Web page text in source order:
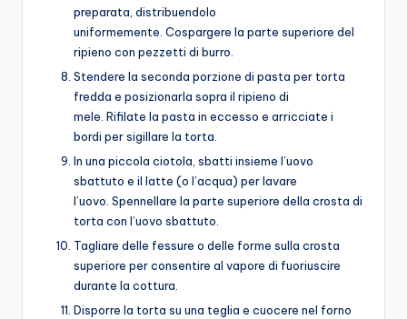
preparata, distribuendolo
uniformemente. Cospargere la parte superiore del
ripieno con pezzetti di burro.
Stendere la seconda porzione di pasta per torta
fredda e posizionarla sopra il ripieno di
mele. Rifilate la pasta in eccesso e arricciate i
bordi per sigillare la torta.
In una piccola ciotola, sbatti insieme l’uovo
sbattuto e il latte (o l’acqua) per lavare
l’uovo. Spennellare la parte superiore della crosta di
torta con l’uovo sbattuto.
Tagliare delle fessure o delle forme sulla crosta
superiore per consentire al vapore di fuoriuscire
durante la cottura.
Disporre la torta su una teglia e cuocere nel forno